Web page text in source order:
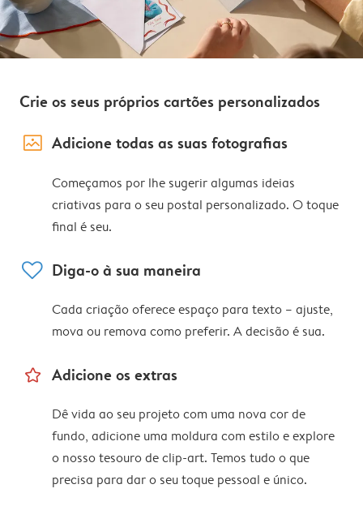
Crie os seus próprios cartões personalizados
image_placeholder Adicione todas as suas fotografias
Começamos por lhe sugerir algumas ideias
criativas para o seu postal personalizado. O toque
final é seu.
heart Diga-o à sua maneira
Cada criação oferece espaço para texto – ajuste,
mova ou remova como preferir. A decisão é sua.
star_outline Adicione os extras
Dê vida ao seu projeto com uma nova cor de
fundo, adicione uma moldura com estilo e explore
o nosso tesouro de clip-art. Temos tudo o que
precisa para dar o seu toque pessoal e único.